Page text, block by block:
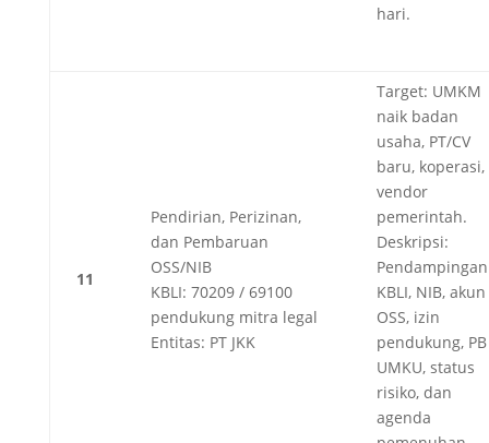
hari.
11
Pendirian, Perizinan,
dan Pembaruan
OSS/NIB
KBLI: 70209 / 69100
pendukung mitra legal
Entitas: PT JKK
Target: UMKM
naik badan
usaha, PT/CV
baru, koperasi,
vendor
pemerintah.
Deskripsi:
Pendampingan
KBLI, NIB, akun
OSS, izin
pendukung, PB
UMKU, status
risiko, dan
agenda